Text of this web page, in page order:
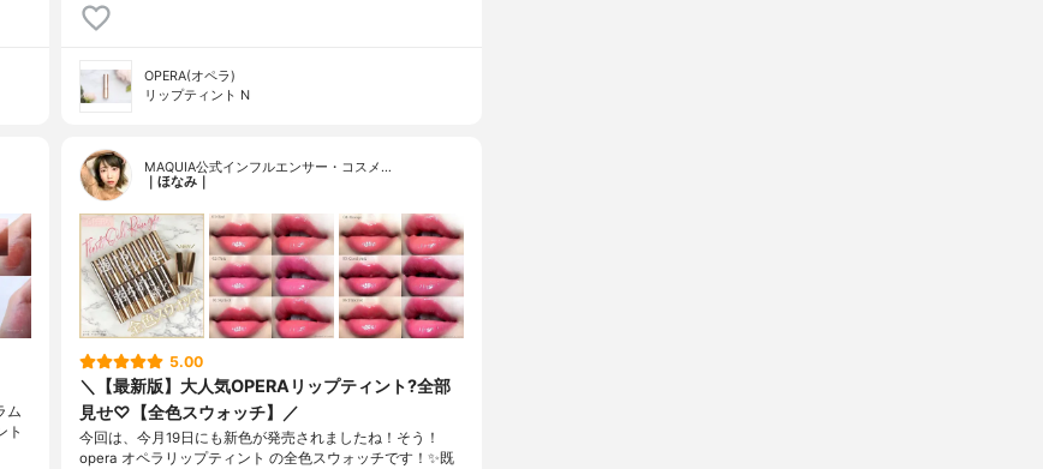
OPERA(オペラ)
リップティント N
ム
ト
MAQUIA公式インフルエンサー・コスメ…
｜ほなみ｜
5.00
＼【最新版】大人気OPERAリップティント?全部
見せ♡【全色スウォッチ】／
今回は、今月19日にも新色が発売されましたね！そう！
opera オペラリップティント の全色スウォッチです！✨既